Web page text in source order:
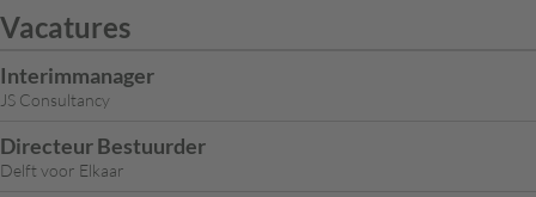
Vacatures
Interimmanager
JS Consultancy
Directeur Bestuurder
Delft voor Elkaar